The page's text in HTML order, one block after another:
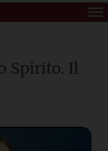
Spirito. Il